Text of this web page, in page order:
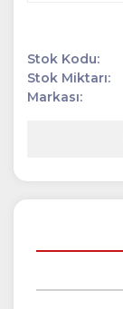
Stok Kodu:
Stok Miktarı:
Markası: